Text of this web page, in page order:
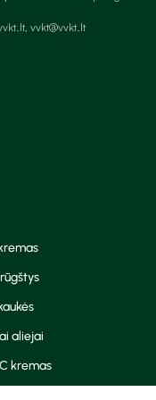
vvkt@vvkt.lt
aliejai
kremas